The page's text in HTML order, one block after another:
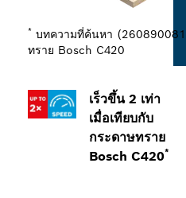
เร็วขึ้น 2 เท่า
เมื่อเทียบกับ
กระดาษทราย
Bosch C420*
* บทความที่ค้นหา
ทราย Bosch C420